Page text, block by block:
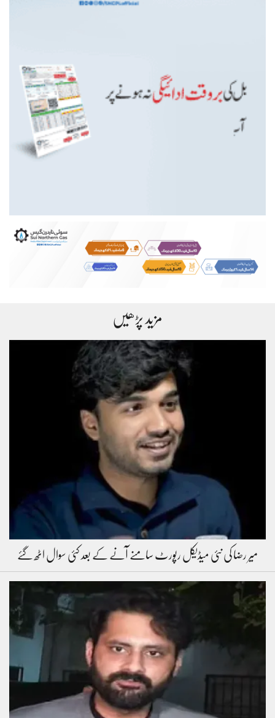
مزید پڑھیں
میر رضا کی نئی میڈیکل رپورٹ سامنے آنے کے بعد کئی سوال اٹھ گئے